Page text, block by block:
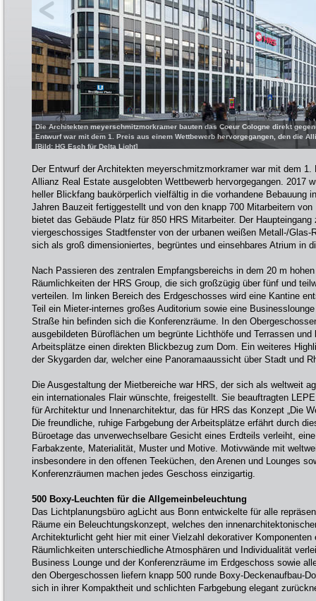
Die Architekten meyerschmitzmorkramer bauten das Coeur Cologne direkt
Entwurf war mit dem 1. Preis aus einem Wettbewerb hervorgegangen, den die
[Bild: HG Esch für Delta Light]
Der Entwurf der Architekten meyerschmitzmorkramer war mit dem
Allianz Real Estate ausgelobten Wettbewerb hervorgegangen. 2017
heller Blickfang baukörperlich vielfältig in die vorhandene Bebauung
Jahren Bauzeit fertiggestellt und von den knapp 700 Mitarbeitern
bietet das Gebäude Platz für 850 HRS Mitarbeiter. Der
viergeschossiges Stadtfenster von der urbanen weißen Metall-/Glas-
sich als groß dimensioniertes, begrüntes und einsehbares Atrium in
Nach Passieren des zentralen Empfangsbereichs in dem 20 m
Räumlichkeiten der HRS Group, die sich großzügig über fünf und
verteilen. Im linken Bereich des Erdgeschosses wird eine Kantine
Teil ein Mieter-internes großes Auditorium sowie eine
Straße hin befinden sich die Konferenzräume. In den
ausgebildeten Büroflächen um begrünte Lichthöfe und Terrassen
Arbeitsplätze einen direkten Blickbezug zum Dom. Ein weiteres
der Skygarden dar, welcher eine Panoramaaussicht über Stadt und
Die Ausgestaltung der Mietbereiche war HRS, der sich als weltweit
ein internationales Flair wünschte, freigestellt. Sie beauftragten
für Architektur und Innenarchitektur, das für HRS das Konzept „Die
Die freundliche, ruhige Farbgebung der Arbeitsplätze erfährt durch
Büroetage das unverwechselbare Gesicht eines Erdteils verleiht,
Farbakzente, Materialität, Muster und Motive. Motivwände mit
insbesondere in den offenen Teeküchen, den Arenen und Lounges
Konferenzräumen machen jedes Geschoss einzigartig.
500 Boxy-Leuchten für die Allgemeinbeleuchtung
Das Lichtplanungsbüro agLicht aus Bonn entwickelte für alle
Räume ein Beleuchtungskonzept, welches den
Architekturlicht geht hier mit einer Vielzahl dekorativer
Räumlichkeiten unterschiedliche Atmosphären und Individualität
Business Lounge und der Konferenzräume im Erdgeschoss sowie
den Obergeschossen liefern knapp 500 runde Boxy-Deckenaufbau-
sich in ihrer Kompaktheit und schlichten Farbgebung elegant